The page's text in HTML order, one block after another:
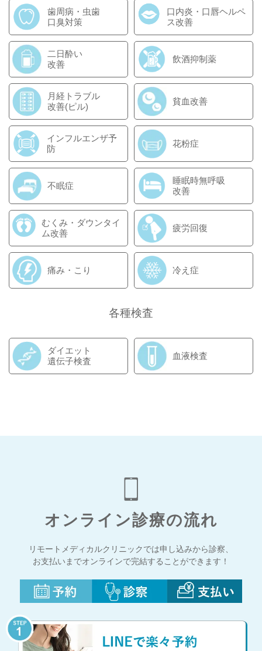
歯周病・虫歯
口臭対策
口内炎・口唇ヘルペ
ス改善
二日酔い
改善
飲酒抑制薬
月経トラブル
改善(ピル)
貧血改善
インフルエンザ予
防
花粉症
不眠症
睡眠時無呼吸
改善
むくみ・ダウンタイ
ム改善
疲労回復
痛み・こり 冷え症
各種検査
ダイエット
遺伝子検査
血液検査
オンライン診療の流れ
リモートメディカルクリニックでは申し込みから診察、
お支払いまでオンラインで完結することができます！